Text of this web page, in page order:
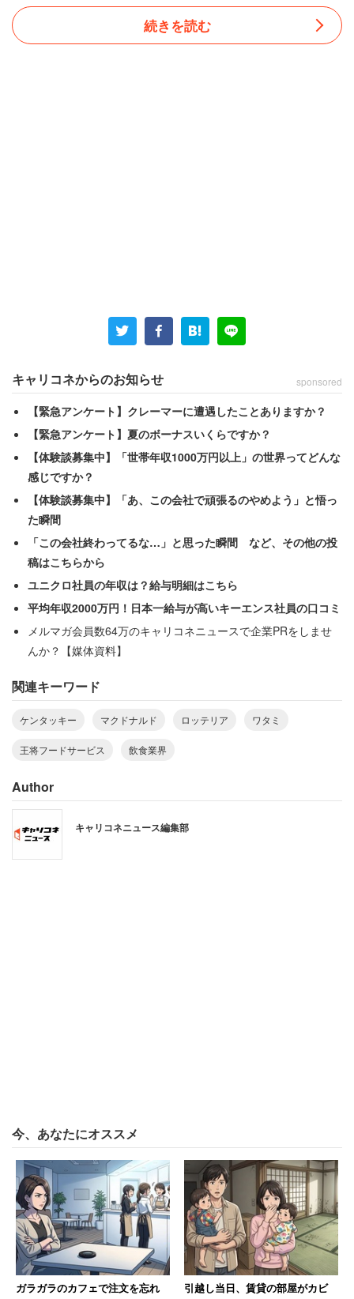
1位から10位までの一覧表
1位：日本マクドナルド
「働いた分だけしっかりと報酬は貰えます。その点
は、他の飲食業界の会社より評価できます。そもそ
もの給料も他の飲食の企業と比較しても高く設定さ
れているため、飲食業界の中では離職率はあまり高
くありません」（調理スタッフ 20代後半 女性）
＞＞日本マクドナルドの働きやすさ・年収・残業の実態を
もっと見る
続きを読む
キャリコネからのお知らせ sponsored
【緊急アンケート】クレーマーに遭遇したことありますか？
【緊急アンケート】夏のボーナスいくらですか？
【体験談募集中】「世帯年収1000万円以上」の世界ってどんな
感じですか？
【体験談募集中】「あ、この会社で頑張るのやめよう」と悟っ
た瞬間
「この会社終わってるな…」と思った瞬間 など、その他の投
稿はこちらから
ユニクロ社員の年収は？給与明細はこちら
平均年収2000万円！日本一給与が高いキーエンス社員の口コミ
メルマガ会員数64万のキャリコネニュースで企業PRをしませ
んか？【媒体資料】
関連キーワード
ケンタッキー マクドナルド ロッテリア ワタミ
王将フードサービス 飲食業界
Author
キャリコネニュース編集部
今、あなたにオススメ
ガラガラのカフェで注文を忘れ
引越し当日、賃貸の部屋がカビ